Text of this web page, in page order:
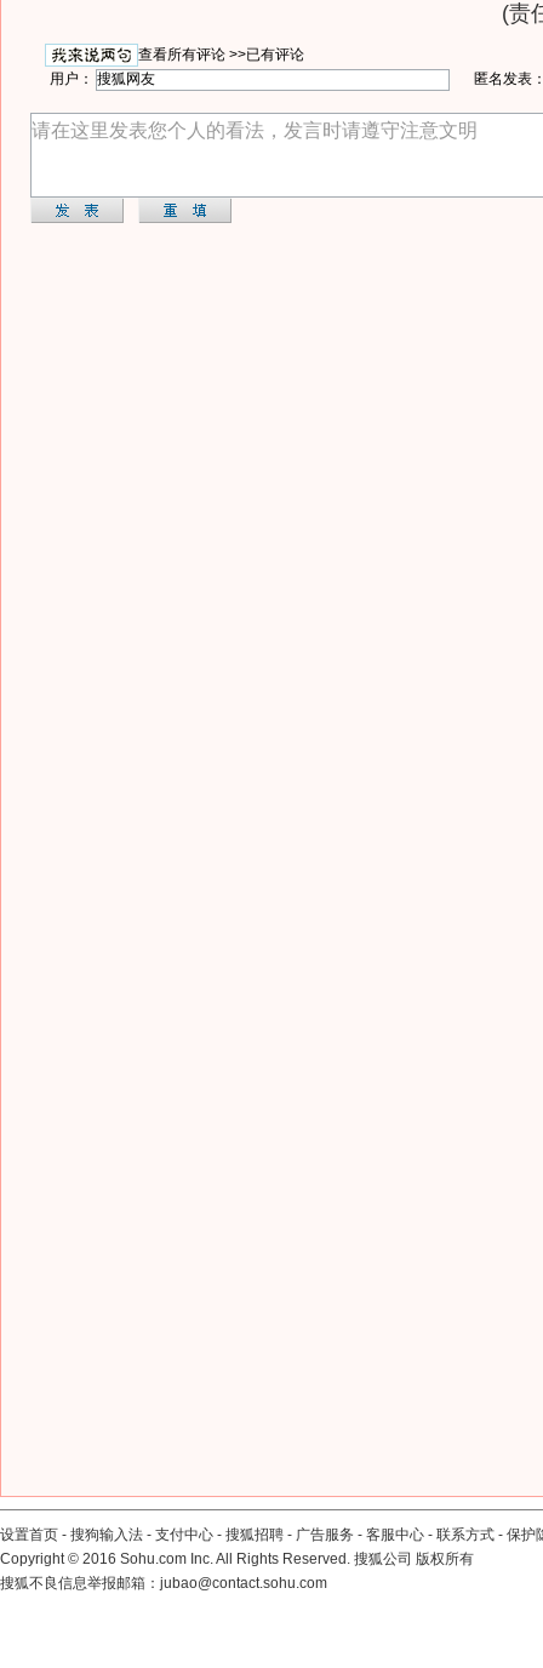
(责
查看所有评论 >>已有评论
用户：
匿名发表
设置首页 - 搜狗输入法 - 支付中心 - 搜狐招聘 - 广告服务 - 客服中心 - 联系方式 - 保护
Copyright© 2016 Sohu.com Inc. All Rights Reserved. 搜狐公司 版权所有
搜狐不良信息举报邮箱： jubao@contact.sohu.com